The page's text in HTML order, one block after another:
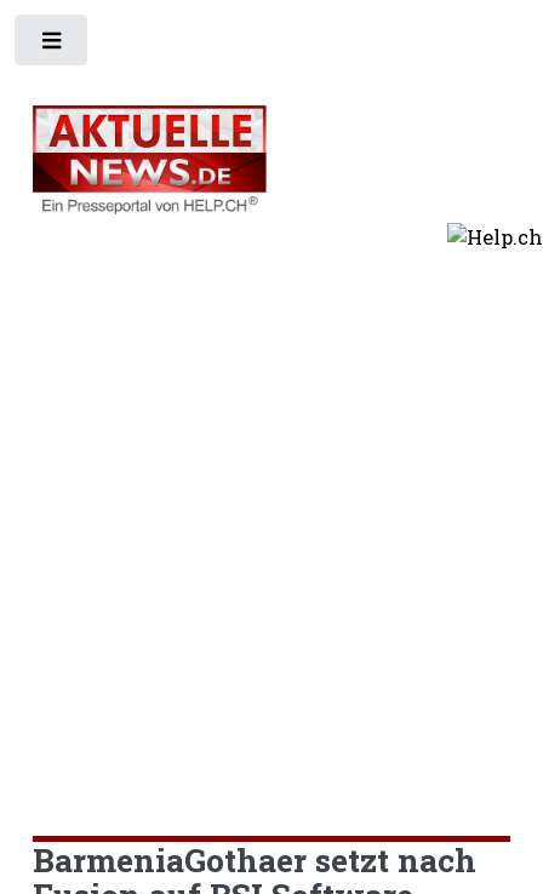
BarmeniaGothaer setzt nach